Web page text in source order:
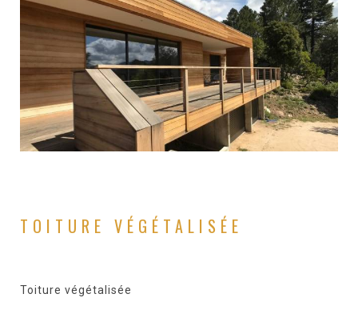
TOITURE VÉGÉTALISÉE
Toiture végétalisée